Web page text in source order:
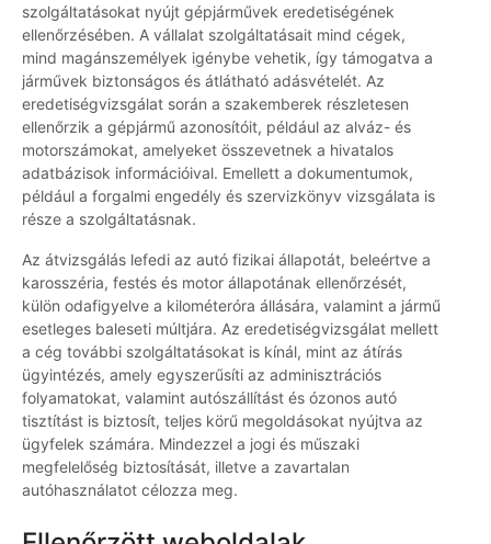
szolgáltatásokat nyújt gépjárművek eredetiségének
ellenőrzésében. A vállalat szolgáltatásait mind cégek,
mind magánszemélyek igénybe vehetik, így támogatva a
járművek biztonságos és átlátható adásvételét. Az
eredetiségvizsgálat során a szakemberek részletesen
ellenőrzik a gépjármű azonosítóit, például az alváz- és
motorszámokat, amelyeket összevetnek a hivatalos
adatbázisok információival. Emellett a dokumentumok,
például a forgalmi engedély és szervizkönyv vizsgálata is
része a szolgáltatásnak.
Az átvizsgálás lefedi az autó fizikai állapotát, beleértve a
karosszéria, festés és motor állapotának ellenőrzését,
külön odafigyelve a kilométeróra állására, valamint a jármű
esetleges baleseti múltjára. Az eredetiségvizsgálat mellett
a cég további szolgáltatásokat is kínál, mint az átírás
ügyintézés, amely egyszerűsíti az adminisztrációs
folyamatokat, valamint autószállítást és ózonos autó
tisztítást is biztosít, teljes körű megoldásokat nyújtva az
ügyfelek számára. Mindezzel a jogi és műszaki
megfelelőség biztosítását, illetve a zavartalan
autóhasználatot célozza meg.